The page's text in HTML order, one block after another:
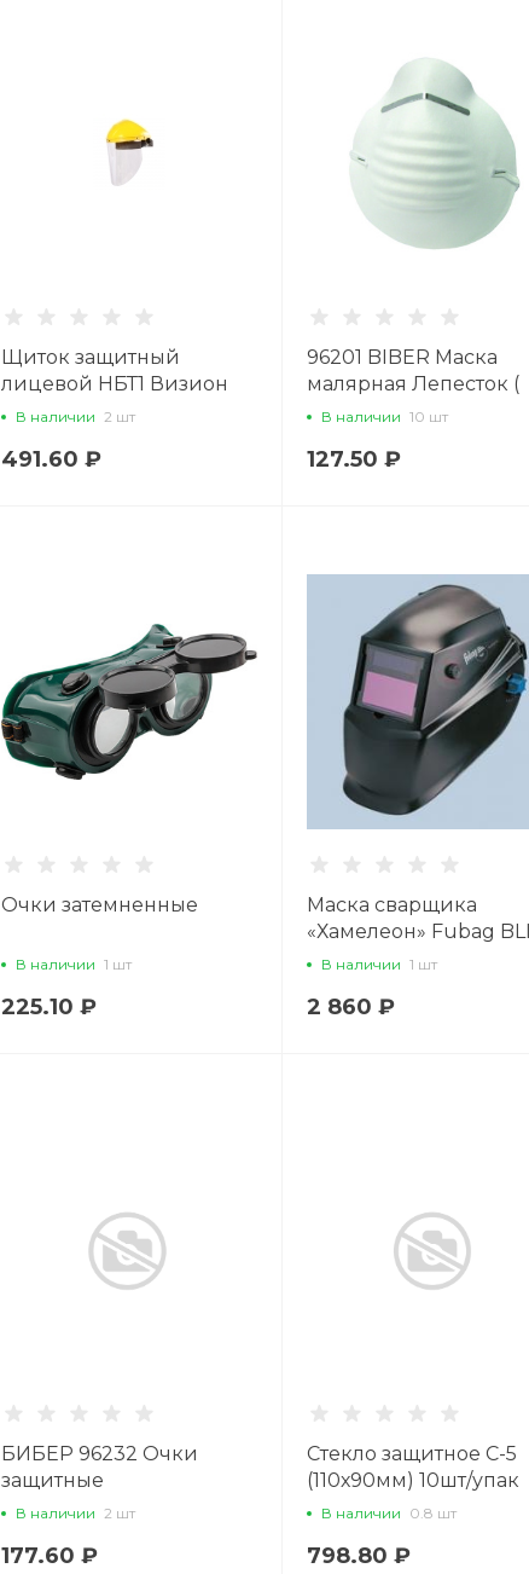
Щиток защитный
лицевой НБТ1 Визион
В наличии 2 шт
491.60 ₽
96201 BIBER Маска
малярная Лепесток (
упаковка 10шт)
В наличии 10 шт
127.50 ₽
Очки затемненные
В наличии 1 шт
225.10 ₽
Маска сварщика
«Хамелеон» Fubag
11 с фиксиро
В наличии 1 шт
2 860 ₽
БИБЕР 96232 Очки
защитные
В наличии 2 шт
177.60 ₽
Стекло защитное С-5
(110х90мм) 10шт/упак
В наличии 0.8 шт
798.80 ₽